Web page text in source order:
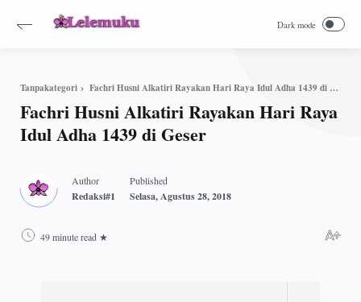
Tanpakategori Fachri Husni Alkatiri Rayakan Hari Raya Idul Adha 1439 di Geser
Fachri Husni Alkatiri Rayakan Hari Raya
Idul Adha 1439 di Geser
49 minute read